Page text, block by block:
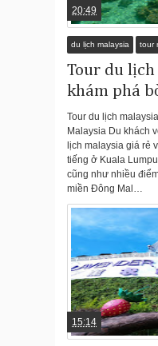
20:49
du lịch malaysia tour
Tour du
khám phá
Tour du lịch
Malaysia Du khách
lịch malaysia giá rẻ
tiếng ở Kuala
cũng như nhiều
miền Đông Mal…
15:14